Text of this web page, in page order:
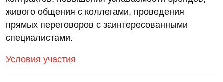
живого общения с коллегами, проведения
прямых переговоров с заинтересованными
специалистами.
Условия участия